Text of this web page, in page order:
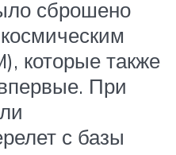
сброшено
которые также
При
с базы